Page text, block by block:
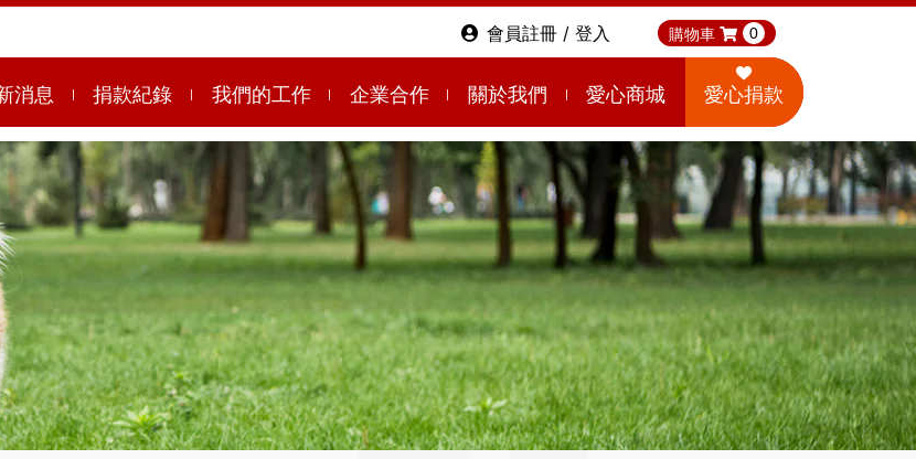
會員註冊 / 登入 購物車 0
消息 捐款紀錄 我們的工作 企業合作 關於我們 愛心商城 愛心捐款